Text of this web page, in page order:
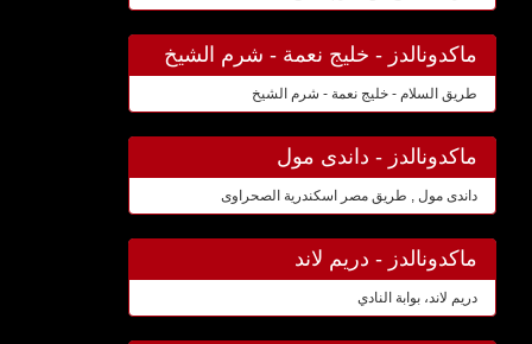
ماكدونالدز - خليج نعمة - شرم الشيخ
طريق السلام - خليج نعمة - شرم الشيخ
ماكدونالدز - داندى مول
داندى مول , طريق مصر اسكندرية الصحراوى
ماكدونالدز - دريم لاند
دريم لاند، بوابة النادي